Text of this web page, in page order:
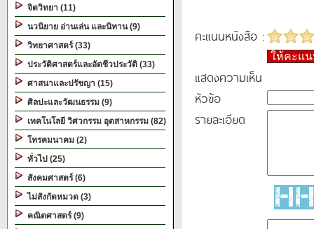
จิตวิทยา (11)
นวนิยาย อ่านเล่น และนิทาน (9)
วิทยาศาสตร์ (33)
ประวัติศาสตร์และอัตชีวประวัติ (33)
ศาสนาและปรัชญา (15)
ศิลปะและวัฒนธรรม (9)
เทคโนโลยี วิศวกรรม อุตสาหกรรม (82)
โทรคมนาคม (2)
ทั่วไป (25)
สังคมศาสตร์ (6)
ไม่สังกัดหมวด (3)
คณิตศาสตร์ (9)
คะแนนหนังสือ :
ให้คะแ
แสดงความเห็น
หัวข้อ
รายละเอียด